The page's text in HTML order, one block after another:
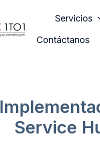
Servicios
Contáctanos
Service